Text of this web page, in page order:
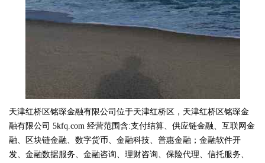
天津红桥区铭琛金融有限公司位于天津红桥区，天津红桥区铭琛金
融有限公司 5kfq.com 经营范围含:支付结算、供应链金融、互联网金
融、区块链金融、数字货币、金融科技、普惠金融；金融软件开
发、金融数据服务、金融咨询、理财咨询、保险代理、信托服务、